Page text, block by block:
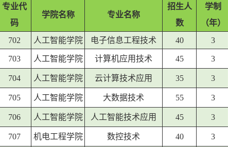
专业代
码
学院名称 专业名称
招生人
数
学制
（年）
702 人工智能学院 电子信息工程技术 40 3
703 人工智能学院 计算机应用技术 45 3
704 人工智能学院 云计算技术应用 35 3
705 人工智能学院 大数据技术 55 3
706 人工智能学院 人工智能技术应用 45 3
707 机电工程学院 数控技术 40 3